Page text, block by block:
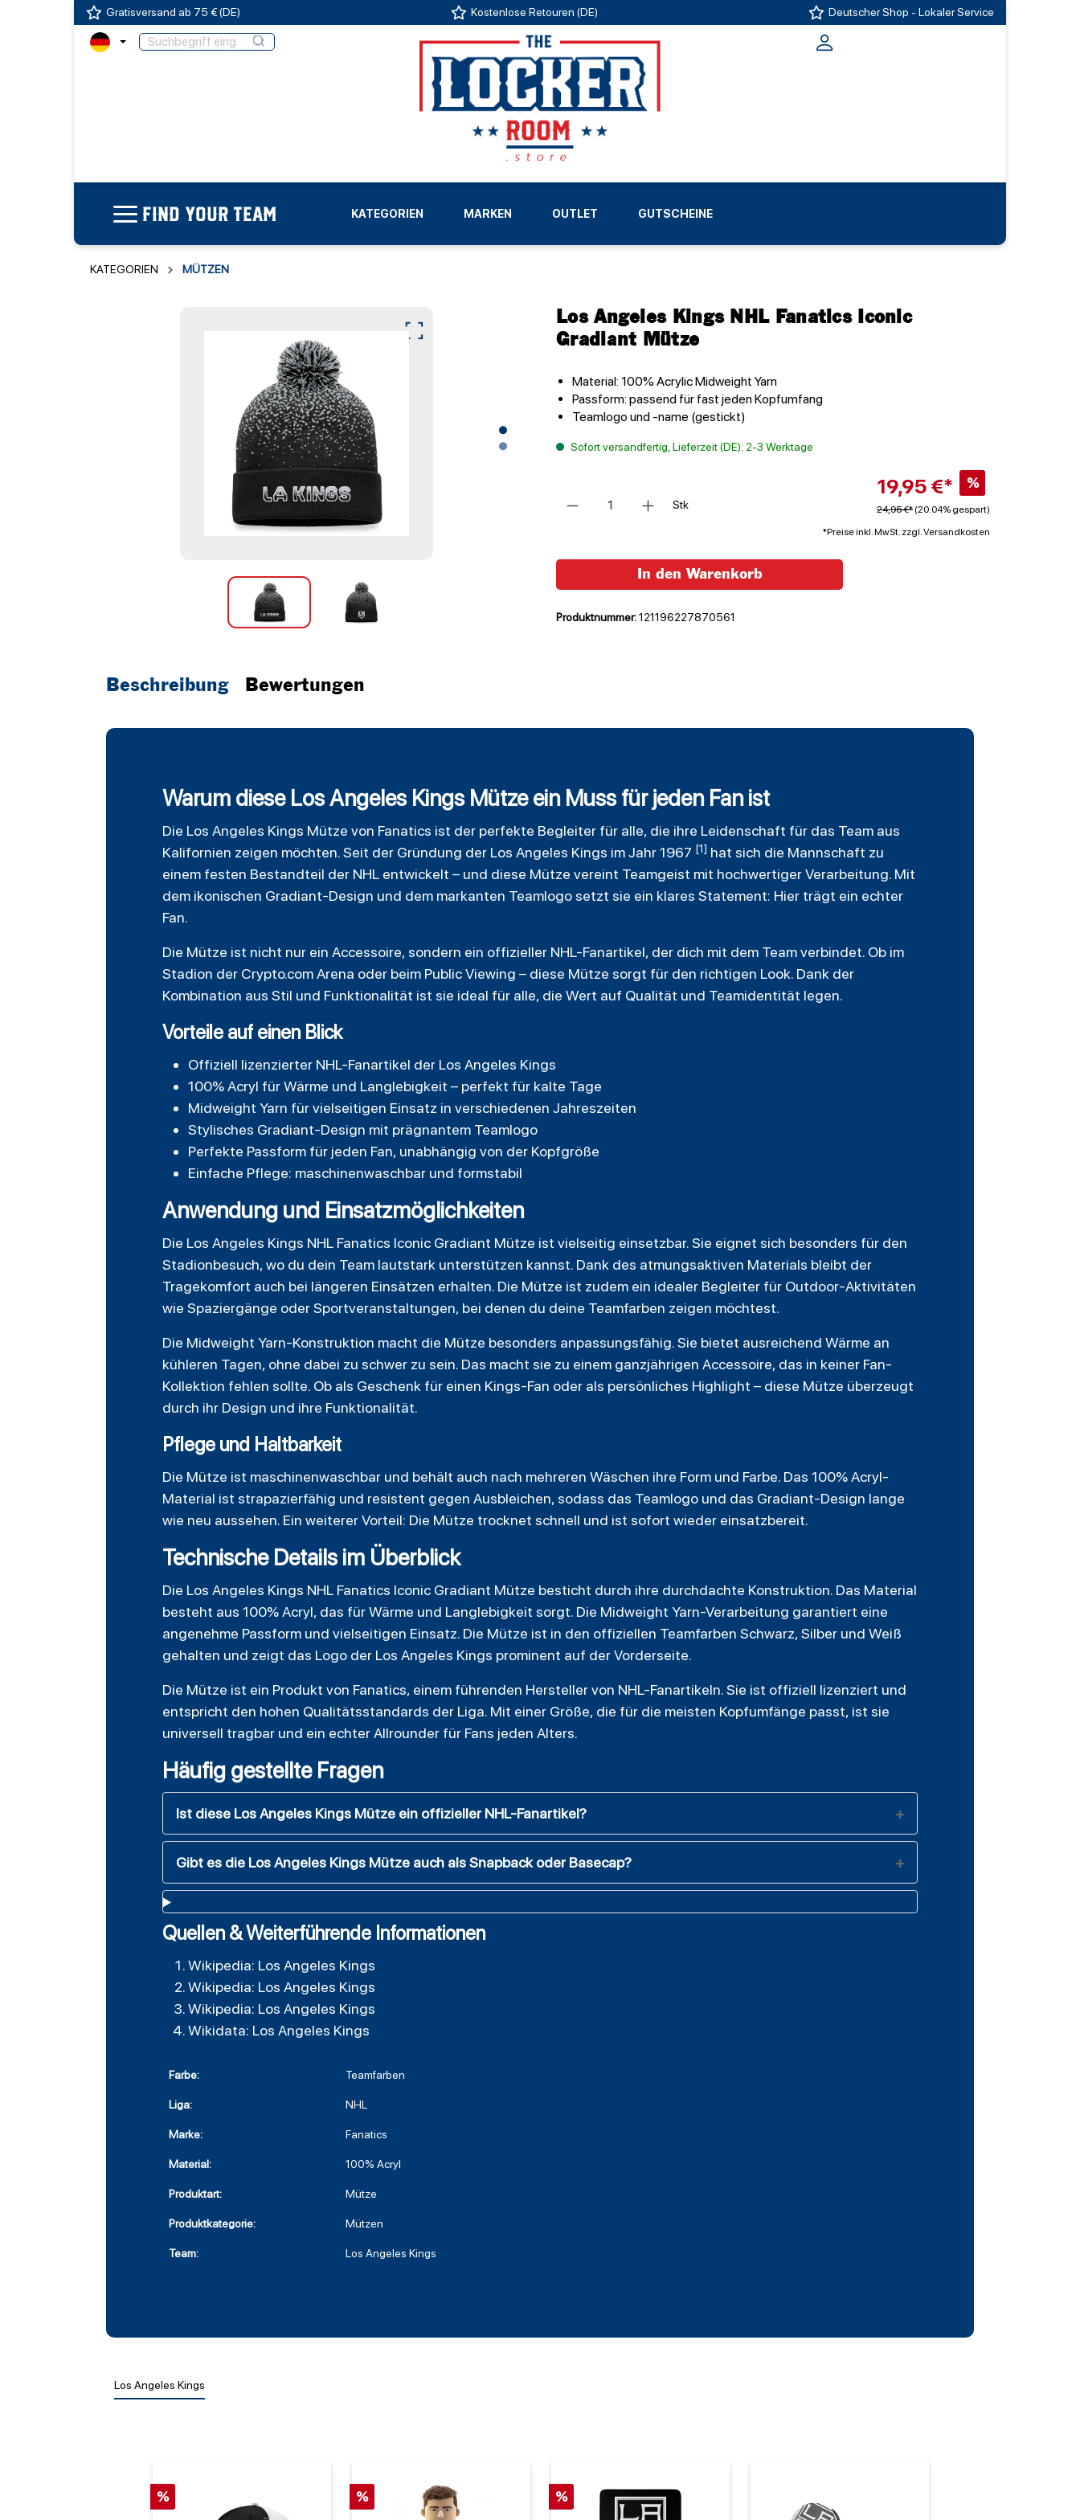
Gratisversand ab 75 € (DE) Kostenlose Retouren (DE) Deutscher Shop - Lokaler Service
FIND YOUR TEAM KATEGORIEN MARKEN
LIGEN
OUTLET GUTSCHEINE
KATEGORIEN MÜTZEN
Los Angeles Kings NHL Fanatics Iconic
Gradiant Mütze
Material: 100% Acrylic Midweight Yarn
Passform: passend für fast jeden Kopfumfang
Teamlogo und -name (gestickt)
Sofort versandfertig, Lieferzeit (DE): 2-3 Werktage
Stk
19,95 €* %
24,95 €* (20.04% gespart)
*Preise inkl. MwSt. zzgl. Versandkosten
In den Warenkorb
Produktnummer:121196227870561
Beschreibung Bewertungen
Warum diese Los Angeles Kings Mütze ein Muss für jeden Fan ist
Die Los Angeles Kings Mütze von Fanatics ist der perfekte Begleiter für alle, die ihre Leidenschaft für das Team aus
Kalifornien zeigen möchten. Seit der Gründung der Los Angeles Kings im Jahr 1967 [1] hat sich die Mannschaft zu
einem festen Bestandteil der NHL entwickelt – und diese Mütze vereint Teamgeist mit hochwertiger Verarbeitung. Mit
dem ikonischen Gradiant-Design und dem markanten Teamlogo setzt sie ein klares Statement: Hier trägt ein echter
Fan.
Die Mütze ist nicht nur ein Accessoire, sondern ein offizieller NHL-Fanartikel, der dich mit dem Team verbindet. Ob im
Stadion der Crypto.com Arena oder beim Public Viewing – diese Mütze sorgt für den richtigen Look. Dank der
Kombination aus Stil und Funktionalität ist sie ideal für alle, die Wert auf Qualität und Teamidentität legen.
Vorteile auf einen Blick
Offiziell lizenzierter NHL-Fanartikel der Los Angeles Kings
100% Acryl für Wärme und Langlebigkeit – perfekt für kalte Tage
Midweight Yarn für vielseitigen Einsatz in verschiedenen Jahreszeiten
Stylisches Gradiant-Design mit prägnantem Teamlogo
Perfekte Passform für jeden Fan, unabhängig von der Kopfgröße
Einfache Pflege: maschinenwaschbar und formstabil
Anwendung und Einsatzmöglichkeiten
Die Los Angeles Kings NHL Fanatics Iconic Gradiant Mütze ist vielseitig einsetzbar. Sie eignet sich besonders für den
Stadionbesuch, wo du dein Team lautstark unterstützen kannst. Dank des atmungsaktiven Materials bleibt der
Tragekomfort auch bei längeren Einsätzen erhalten. Die Mütze ist zudem ein idealer Begleiter für Outdoor-Aktivitäten
wie Spaziergänge oder Sportveranstaltungen, bei denen du deine Teamfarben zeigen möchtest.
Die Midweight Yarn-Konstruktion macht die Mütze besonders anpassungsfähig. Sie bietet ausreichend Wärme an
kühleren Tagen, ohne dabei zu schwer zu sein. Das macht sie zu einem ganzjährigen Accessoire, das in keiner Fan-
Kollektion fehlen sollte. Ob als Geschenk für einen Kings-Fan oder als persönliches Highlight – diese Mütze überzeugt
durch ihr Design und ihre Funktionalität.
Pflege und Haltbarkeit
Die Mütze ist maschinenwaschbar und behält auch nach mehreren Wäschen ihre Form und Farbe. Das 100% Acryl-
Material ist strapazierfähig und resistent gegen Ausbleichen, sodass das Teamlogo und das Gradiant-Design lange
wie neu aussehen. Ein weiterer Vorteil: Die Mütze trocknet schnell und ist sofort wieder einsatzbereit.
Technische Details im Überblick
Die Los Angeles Kings NHL Fanatics Iconic Gradiant Mütze besticht durch ihre durchdachte Konstruktion. Das Material
besteht aus 100% Acryl, das für Wärme und Langlebigkeit sorgt. Die Midweight Yarn-Verarbeitung garantiert eine
angenehme Passform und vielseitigen Einsatz. Die Mütze ist in den offiziellen Teamfarben Schwarz, Silber und Weiß
gehalten und zeigt das Logo der Los Angeles Kings prominent auf der Vorderseite.
Die Mütze ist ein Produkt von Fanatics, einem führenden Hersteller von NHL-Fanartikeln. Sie ist offiziell lizenziert und
entspricht den hohen Qualitätsstandards der Liga. Mit einer Größe, die für die meisten Kopfumfänge passt, ist sie
universell tragbar und ein echter Allrounder für Fans jeden Alters.
Häufig gestellte Fragen
Ist diese Los Angeles Kings Mütze ein offizieller NHL-Fanartikel?
Gibt es die Los Angeles Kings Mütze auch als Snapback oder Basecap?
Quellen & Weiterführende Informationen
Wikipedia: Los Angeles Kings
Wikipedia: Los Angeles Kings
Wikipedia: Los Angeles Kings
Wikidata: Los Angeles Kings
Farbe: Teamfarben
Liga: NHL
Marke: Fanatics
Material: 100% Acryl
Produktart: Mütze
Produktkategorie: Mützen
Team: Los Angeles Kings
Los Angeles Kings
% % %